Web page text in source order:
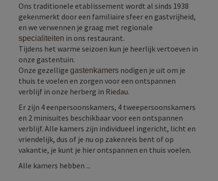
Ons traditionele etablissement wordt al sinds 1938
gekenmerkt door een familiaire sfeer en gastvrijheid,
en we verwennen je graag met regionale
specialiteiten in ons restaurant.
Tijdens het warme seizoen kun je heerlijk vertoeven in
onze gastentuin.
Onze gezellige gastenkamers nodigen je uit om je
thuis te voelen en zorgen voor een ontspannen
verblijf in onze herberg in Riedau.
Er zijn 4 eenpersoonskamers, 4 tweepersoonskamers
en 2 minisuites beschikbaar voor een ontspannen
verblijf. Alle kamers zijn individueel ingericht, licht en
vriendelijk, dus of je nu op zakenreis bent of op
vakantie, je kunt je hier ontspannen en thuis voelen.
Alle kamers hebben ...